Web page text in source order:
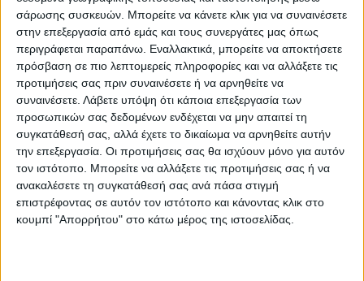
σάρωσης συσκευών. Μπορείτε να κάνετε κλικ για να συναινέσετε
στην επεξεργασία από εμάς και τους συνεργάτες μας όπως
περιγράφεται παραπάνω. Εναλλακτικά, μπορείτε να αποκτήσετε
πρόσβαση σε πιο λεπτομερείς πληροφορίες και να αλλάξετε τις
προτιμήσεις σας πριν συναινέσετε ή να αρνηθείτε να
συναινέσετε. Λάβετε υπόψη ότι κάποια επεξεργασία των
προσωπικών σας δεδομένων ενδέχεται να μην απαιτεί τη
συγκατάθεσή σας, αλλά έχετε το δικαίωμα να αρνηθείτε αυτήν
την επεξεργασία. Οι προτιμήσεις σας θα ισχύουν μόνο για αυτόν
τον ιστότοπο. Μπορείτε να αλλάξετε τις προτιμήσεις σας ή να
ανακαλέσετε τη συγκατάθεσή σας ανά πάσα στιγμή
επιστρέφοντας σε αυτόν τον ιστότοπο και κάνοντας κλικ στο
κουμπί "Απορρήτου" στο κάτω μέρος της ιστοσελίδας.
Όλες οι εξελίξεις στην περιοχή της
Καρδίτσας και ευρύτερα της Θεσσαλίας
ΠΡΟΗΓΟΥΜΕΝΟ ΑΡΘΡΟ
Πρωινό μαγκαζίνο 2/7/2024
ΕΠΟΜΕΝΟ ΑΡΘΡΟ
Ε. Λέκκας: Η Θεσσαλία
εμφανίζει τρωτότητα και
επαναληψιμότητα στις
μεγάλες πλημμύρες μετά από
μεγάλους καύσωνες (βίντεο)